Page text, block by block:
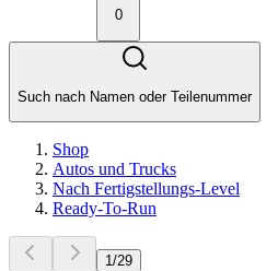
0
Such nach Namen oder Teilenummer
Shop
Autos und Trucks
Nach Fertigstellungs-Level
Ready-To-Run
1/29